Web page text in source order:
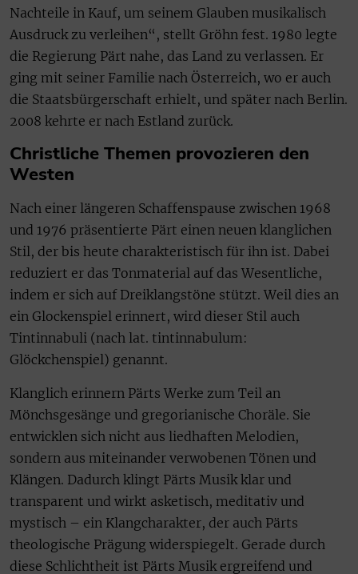
Nachteile in Kauf, um seinem Glauben musikalisch
Ausdruck zu verleihen“, stellt Gröhn fest. 1980 legte
die Regierung Pärt nahe, das Land zu verlassen. Er
ging mit seiner Familie nach Österreich, wo er auch
die Staatsbürgerschaft erhielt, und später nach Berlin.
2008 kehrte er nach Estland zurück.
Christliche Themen provozieren den
Westen
Nach einer längeren Schaffenspause zwischen 1968
und 1976 präsentierte Pärt einen neuen klanglichen
Stil, der bis heute charakteristisch für ihn ist. Dabei
reduziert er das Tonmaterial auf das Wesentliche,
indem er sich auf Dreiklangstöne stützt. Weil dies an
ein Glockenspiel erinnert, wird dieser Stil auch
Tintinnabuli (nach lat. tintinnabulum:
Glöckchenspiel) genannt.
Klanglich erinnern Pärts Werke zum Teil an
Mönchsgesänge und gregorianische Choräle. Sie
entwicklen sich nicht aus liedhaften Melodien,
sondern aus miteinander verwobenen Tönen und
Klängen. Dadurch klingt Pärts Musik klar und
transparent und wirkt asketisch, meditativ und
mystisch – ein Klangcharakter, der auch Pärts
theologische Prägung widerspiegelt. Gerade durch
diese Schlichtheit ist Pärts Musik ergreifend und